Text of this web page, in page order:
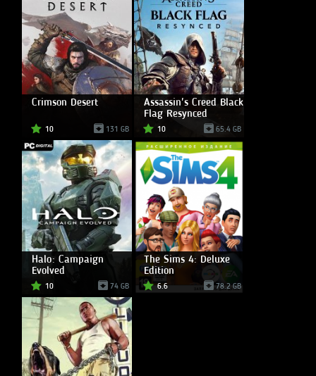
Crimson Desert
10 131 GB
Assassin's Creed Black
Flag Resynced
10 65.4 GB
Halo: Campaign
Evolved
10 74 GB
The Sims 4: Deluxe
Edition
6.6 78.2 GB